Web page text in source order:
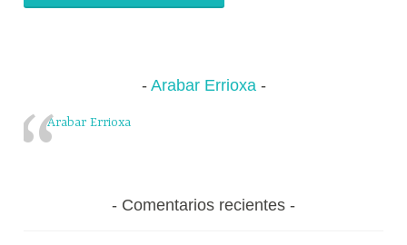
Arabar Errioxa
Arabar Errioxa
Comentarios recientes